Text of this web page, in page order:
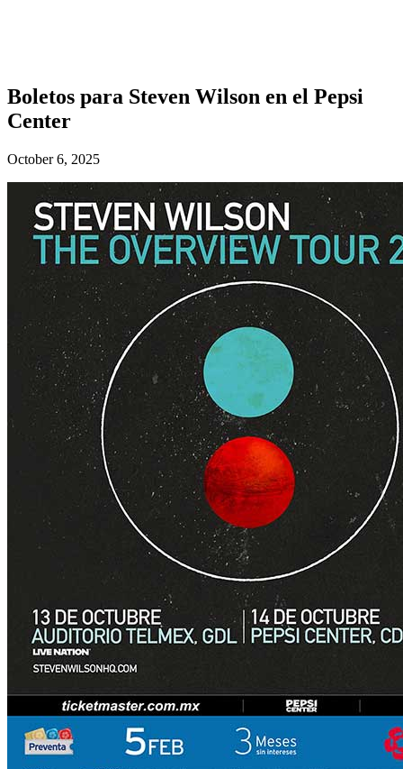
Boletos para Steven Wilson en el Pepsi
Center
October 6, 2025